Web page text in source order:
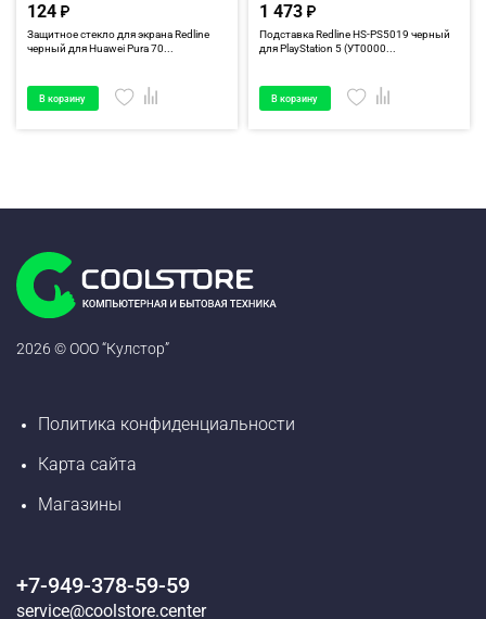
124
Защитное стекло для экрана Redline
черный для Huawei Pura 70...
В корзину
1 473
Подставка Redline HS-PS5019 черный
для PlayStation 5 (УТ0000...
В корзину
2026 © ООО “Кулстор”
Политика конфиденциальности
Карта сайта
Магазины
+7-949-378-59-59
service@coolstore.center